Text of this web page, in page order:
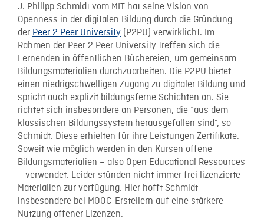
J. Philipp Schmidt vom MIT hat seine Vision von
Openness in der digitalen Bildung durch die Gründung
der Peer 2 Peer University (P2PU) verwirklicht. Im
Rahmen der Peer 2 Peer University treffen sich die
Lernenden in öffentlichen Büchereien, um gemeinsam
Bildungsmaterialien durchzuarbeiten. Die P2PU bietet
einen niedrigschwelligen Zugang zu digitaler Bildung und
spricht auch explizit bildungsferne Schichten an. Sie
richtet sich insbesondere an Personen, die “aus dem
klassischen Bildungssystem herausgefallen sind”, so
Schmidt. Diese erhielten für ihre Leistungen Zertifikate.
Soweit wie möglich werden in den Kursen offene
Bildungsmaterialien – also Open Educational Ressources
– verwendet. Leider stünden nicht immer frei lizenzierte
Materialien zur verfügung. Hier hofft Schmidt
insbesondere bei MOOC-Erstellern auf eine stärkere
Nutzung offener Lizenzen.